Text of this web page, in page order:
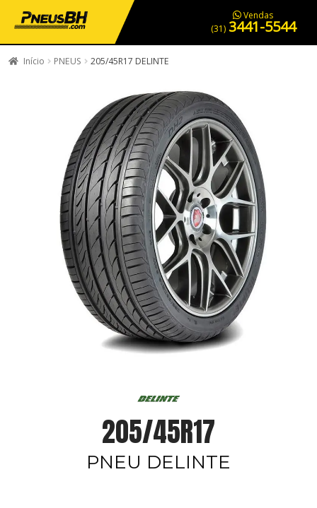
PNEUS EM OFERTA SERVIÇOS AUTOMOTIVOS NOSSA LOJA
Vendas
(31) 3441-5544
Início PNEUS 205/45R17 DELINTE
205/45R17
PNEU DELINTE